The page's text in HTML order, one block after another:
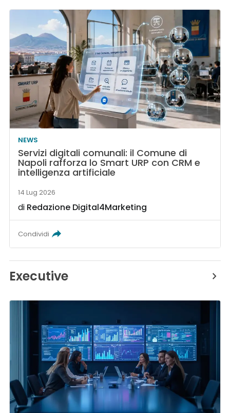
NEWS
Servizi digitali comunali: il Comune di
Napoli rafforza lo Smart URP con CRM e
intelligenza artificiale
14 Lug 2026
di Redazione Digital4Marketing
Condividi
Executive